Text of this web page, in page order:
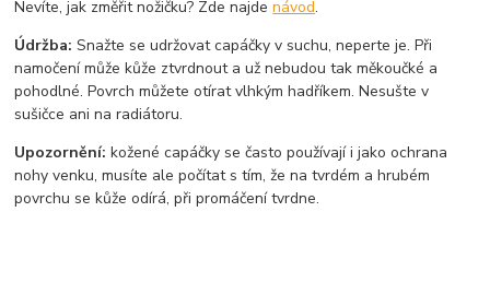
Nevíte, jak změřit nožičku? Zde najdenávod.
Údržba:Snažte se udržovat capáčky v suchu, neperte je. Při
namočení může kůže ztvrdnout a už nebudou tak měkoučké a
pohodlné. Povrch můžete otírat vlhkým hadříkem. Nesušte v
sušičce ani na radiátoru.
Upozornění: kožené capáčky se často používají i jako ochrana
nohy venku, musíte ale počítat s tím, že na tvrdém a hrubém
povrchu se kůže odírá, při promáčení tvrdne.